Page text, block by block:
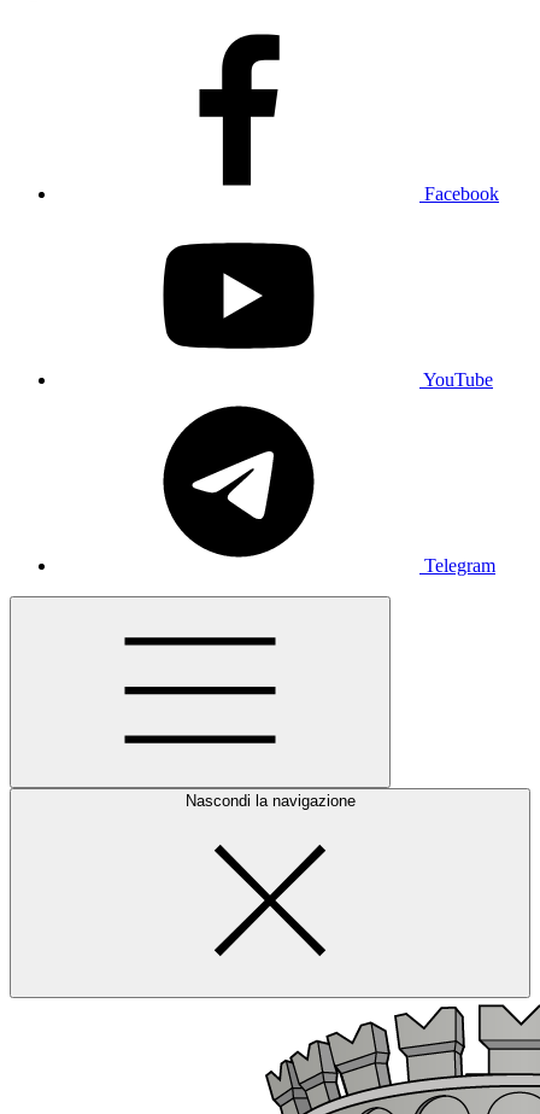
Facebook
YouTube
Telegram
Nascondi la navigazione